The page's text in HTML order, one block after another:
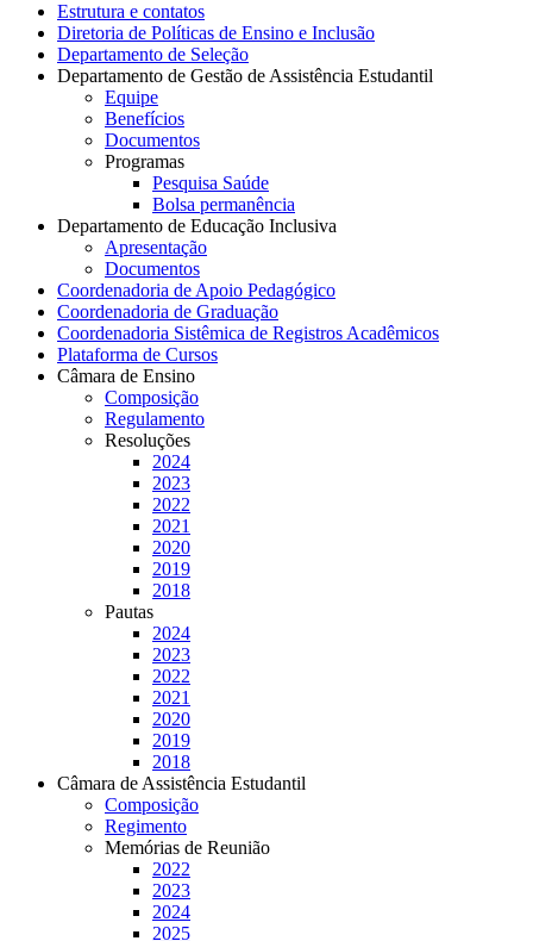
Estrutura e contatos
Diretoria de Políticas de Ensino e Inclusão
Departamento de Seleção
Departamento de Gestão de Assistência Estudantil
Equipe
Benefícios
Documentos
Programas
Pesquisa Saúde
Bolsa permanência
Departamento de Educação Inclusiva
Apresentação
Documentos
Coordenadoria de Apoio Pedagógico
Coordenadoria de Graduação
Coordenadoria Sistêmica de Registros Acadêmicos
Plataforma de Cursos
Câmara de Ensino
Composição
Regulamento
Resoluções
2024
2023
2022
2021
2020
2019
2018
Pautas
2024
2023
2022
2021
2020
2019
2018
Câmara de Assistência Estudantil
Composição
Regimento
Memórias de Reunião
2022
2023
2024
2025